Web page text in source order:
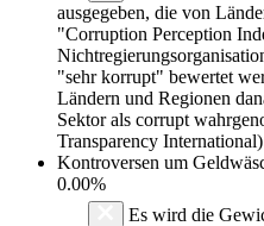
ausgegeben, die von
"Corruption Perception
"sehr korrupt" bewertet
Ländern und Regionen
Sektor als corrupt
Transparency International)
Kontroversen um
0.00%
Es wird die